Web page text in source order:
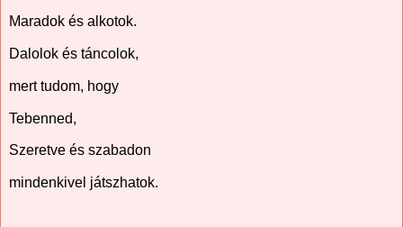
Maradok és alkotok.
Dalolok és táncolok,
mert tudom, hogy
Tebenned,
Szeretve és szabadon
mindenkivel játszhatok.